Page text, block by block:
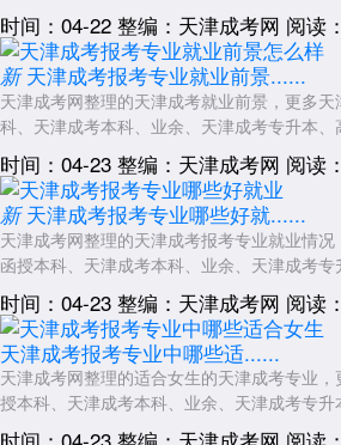
时间：04-22 整编：天津成考网 阅读
新 天津成考报考专业就业前景......
天津成考网整理的天津成考就业前景，更多
科、天津成考本科、业余、天津成考专升本
时间：04-23 整编：天津成考网 阅读
新 天津成考报考专业哪些好就......
天津成考网整理的天津成考报考专业就业情
函授本科、天津成考本科、业余、天津成考
时间：04-23 整编：天津成考网 阅读
天津成考报考专业中哪些适......
天津成考网整理的适合女生的天津成考专业
授本科、天津成考本科、业余、天津成考专